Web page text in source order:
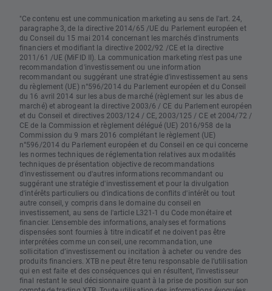
"Ce contenu est une communication marketing au sens de l'art. 24,
paragraphe 3, de la directive 2014/65 /UE du Parlement européen et
du Conseil du 15 mai 2014 concernant les marchés d'instruments
financiers et modifiant la directive 2002/92 /CE et la directive
2011/61 /UE (MiFID II). La communication marketing n'est pas une
recommandation d'investissement ou une information
recommandant ou suggérant une stratégie d'investissement au sens
du règlement (UE) n°596/2014 du Parlement européen et du Conseil
du 16 avril 2014 sur les abus de marché (règlement sur les abus de
marché) et abrogeant la directive 2003/6 / CE du Parlement européen
et du Conseil et directives 2003/124 / CE, 2003/125 / CE et 2004/72 /
CE de la Commission et règlement délégué (UE) 2016/958 de la
Commission du 9 mars 2016 complétant le règlement (UE)
n°596/2014 du Parlement européen et du Conseil en ce qui concerne
les normes techniques de réglementation relatives aux modalités
techniques de présentation objective de recommandations
d'investissement ou d'autres informations recommandant ou
suggérant une stratégie d'investissement et pour la divulgation
d'intérêts particuliers ou d'indications de conflits d'intérêt ou tout
autre conseil, y compris dans le domaine du conseil en
investissement, au sens de l'article L321-1 du Code monétaire et
financier. L’ensemble des informations, analyses et formations
dispensées sont fournies à titre indicatif et ne doivent pas être
interprétées comme un conseil, une recommandation, une
sollicitation d’investissement ou incitation à acheter ou vendre des
produits financiers. XTB ne peut être tenu responsable de l’utilisation
qui en est faite et des conséquences qui en résultent, l’investisseur
final restant le seul décisionnaire quant à la prise de position sur son